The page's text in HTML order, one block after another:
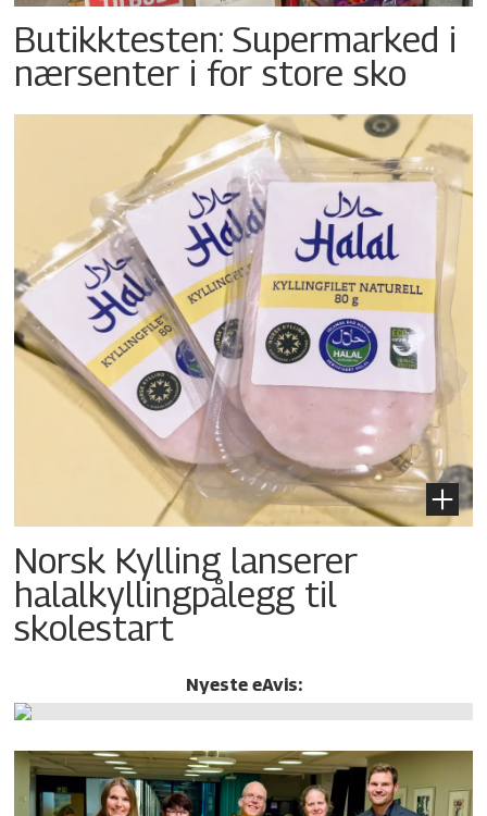
Butikktesten: Supermarked i
nærsenter i for store sko
Norsk Kylling lanserer
halalkylling­pålegg til
skolestart
Nyeste eAvis: